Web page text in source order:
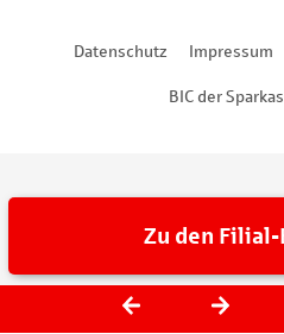
Zu den Filial-
Datenschutz Impressum
BIC der